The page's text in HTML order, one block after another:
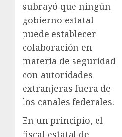
subrayó que ningún
gobierno estatal
puede establecer
colaboración en
materia de seguridad
con autoridades
extranjeras fuera de
los canales federales.
En un principio, el
fiscal estatal de